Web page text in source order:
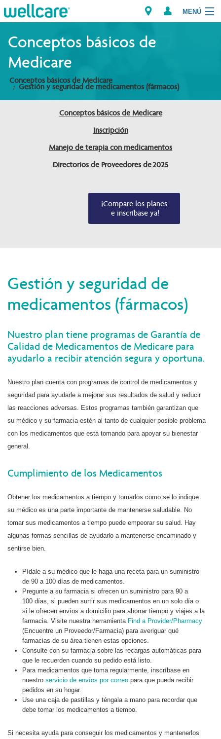
MENÚ
Explorar los Planes
Miembros
Proveedores
Intermediarios
Encuentre un Proveedor/Farmacia
Conceptos básicos de
Medicare
Conceptos básicos de Medicare
Gestión y seguridad de medicamentos (fármacos)
Conceptos básicos de Medicare
Inscripción
Manejo de terapia con medicamentos
Directorios de Proveedores de 2025
¡Compare los planes
e inscríbase ya!
Gestión y seguridad de
medicamentos (fármacos)
Nuestro plan tiene programas de Garantía de
Calidad de Medicamentos de Medicare para
ayudarlo a recibir atención segura y oportuna.
Nuestro plan cuenta con programas de control de medicamentos y
seguridad para ayudarle a mejorar sus resultados de salud y reducir
las reacciones adversas. Estos programas también garantizan que
su médico y su farmacia estén al tanto de cualquier posible problema
con los medicamentos que está tomando para apoyar su bienestar
general.
Cumplimiento de los Medicamentos
Obtener los medicamentos a tiempo y tomarlos como se lo indique
su médico es una parte importante de mantenerse saludable. No
tomar sus medicamentos a tiempo puede empeorar su salud. Hay
algunas formas sencillas de ayudarlo a mantenerse encaminado y
sentirse bien.
Pídale a su médico que le haga una receta para un suministro
de 90 a 100 días de medicamentos.
Pregunte a su farmacia si ofrecen un suministro para 90 a
100 días, si pueden surtir sus medicamentos en un solo día o
si le ofrecen envíos a domicilio para ahorrar tiempo y viajes a la
farmacia. Visite nuestra herramienta Find a Provider/Pharmacy
(Encuentre un Proveedor/Farmacia) para averiguar qué
farmacias de su área tienen estas opciones.
Consulte con su farmacia sobre las recargas automáticas para
que le recuerden cuando su pedido está listo.
Para medicamentos que toma regularmente, inscríbase en
nuestroservicio de envíos por correo para que pueda recibir
pedidos en su hogar.
Use una caja de pastillas y téngala a mano para recordar que
debe tomar los medicamentos a tiempo.
Si necesita ayuda para conseguir los medicamentos y mantenerlos